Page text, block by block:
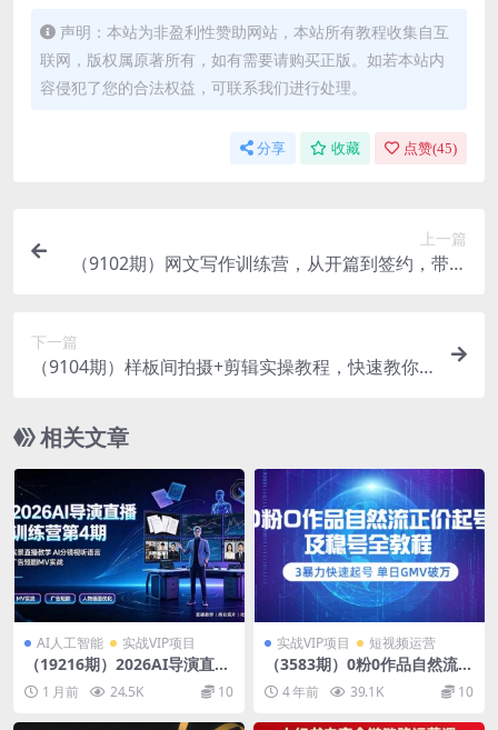
声明：本站为非盈利性赞助网站，本站所有教程收集自互
联网，版权属原著所有，如有需要请购买正版。如若本站内
容侵犯了您的合法权益，可联系我们进行处理。
分享 收藏 点赞(45)
上一篇
（9102期）网文写作训练营，从开篇到签约，带你
下一篇
（9104期）样板间拍摄+剪辑实操教程，快速教你
相关文章
AI人工智能 实战VIP项目
（19216期）2026AI导演直播
训练营第4期，实景直播教学A
I分镜视听语言，广告短剧MV
实战，解决人物画面崩坏痛点
1 月前 24.5K 10
实战VIP项目 短视频运营
（3583期）0粉0作品自然流正
价起号及稳号全教程：3暴力
快速起号 单日GMV破万
4 年前 39.1K 10